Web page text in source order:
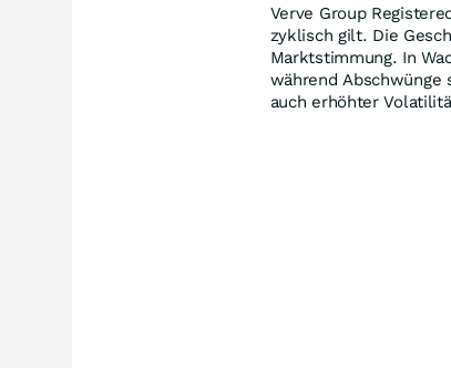
Verve Group
zyklisch gilt. Die
Marktstimmung. In
während Abschwünge
auch erhöhter